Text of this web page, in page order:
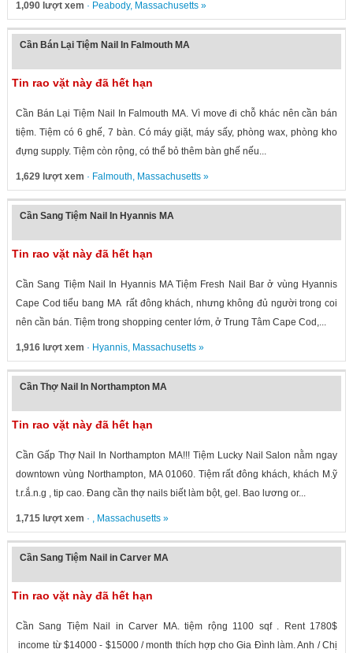
1,090 lượt xem · Peabody, Massachusetts»
Cần Bán Lại Tiệm Nail In Falmouth MA
Tin rao vặt này đã hết hạn
Cần Bán Lại Tiệm Nail In Falmouth MA. Vì move đi chỗ khác nên cần bán
tiệm. Tiệm có 6 ghế, 7 bàn. Có máy giặt, máy sấy, phòng wax, phòng kho
đựng supply. Tiệm còn rộng, có thể bỏ thêm bàn ghế nếu...
1,629 lượt xem · Falmouth, Massachusetts»
Cần Sang Tiệm Nail In Hyannis MA
Tin rao vặt này đã hết hạn
Cần Sang Tiệm Nail In Hyannis MA Tiệm Fresh Nail Bar ở vùng Hyannis
Cape Cod tiểu bang MA rất đông khách, nhưng không đủ người trong coi
nên cần bán. Tiệm trong shopping center lớm, ở Trung Tâm Cape Cod,...
1,916 lượt xem · Hyannis, Massachusetts»
Cần Thợ Nail In Northampton MA
Tin rao vặt này đã hết hạn
Cần Gấp Thợ Nail In Northampton MA!!! Tiệm Lucky Nail Salon nằm ngay
downtown vùng Northampton, MA 01060. Tiệm rất đông khách, khách M.ỹ
t.r.ắ.n.g , tip cao. Đang cần thợ nails biết làm bột, gel. Bao lương or...
1,715 lượt xem · , Massachusetts»
Cần Sang Tiệm Nail in Carver MA
Tin rao vặt này đã hết hạn
Cần Sang Tiệm Nail in Carver MA. tiệm rộng 1100 sqf . Rent 1780$
income từ $14000 - $15000 / month thích hợp cho Gia Đình làm. Anh / Chị